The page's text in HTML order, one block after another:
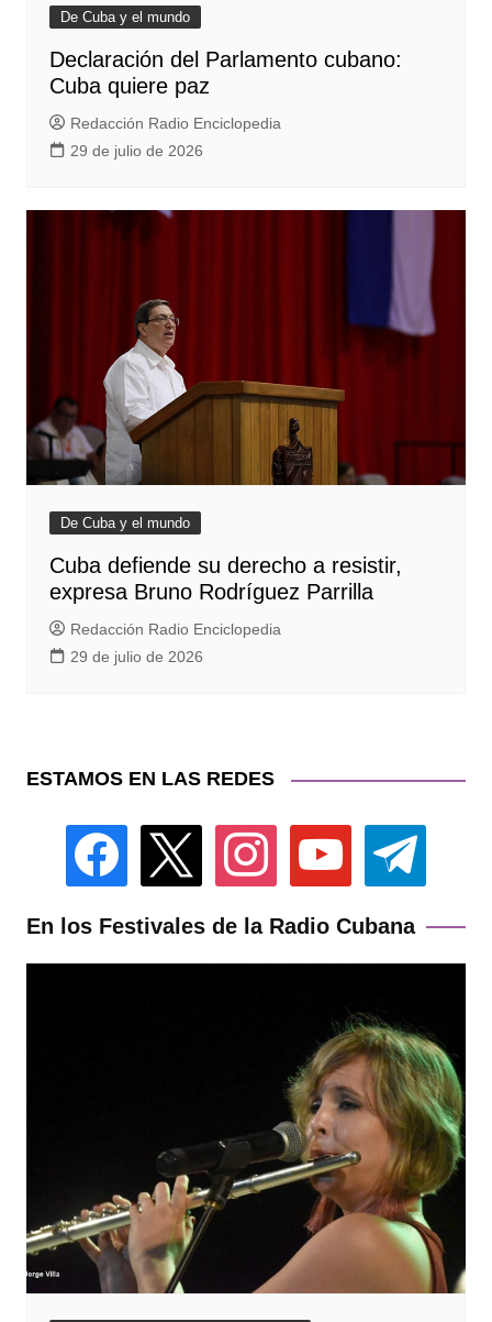
De Cuba y el mundo
Declaración del Parlamento cubano:
Cuba quiere paz
Redacción Radio Enciclopedia
29 de julio de 2026
De Cuba y el mundo
Cuba defiende su derecho a resistir,
expresa Bruno Rodríguez Parrilla
Redacción Radio Enciclopedia
29 de julio de 2026
ESTAMOS EN LAS REDES
facebook instagram youtube telegram
En los Festivales de la Radio Cubana